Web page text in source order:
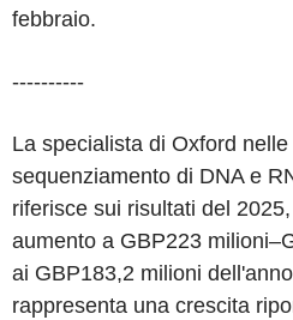
febbraio.
----------
La specialista di Oxford
sequenziamento di DNA e
riferisce sui risultati del
aumento a GBP223
ai GBP183,2 milioni
rappresenta una crescita